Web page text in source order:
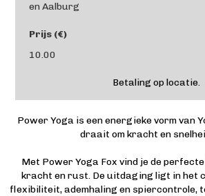
en Aalburg
Prijs (€)
10.00
Betaling op locatie.
Power Yoga is een energieke vorm van
draait om kracht en
Met Power Yoga Fox vind je de
kracht en rust. De uitdaging ligt in het
flexibiliteit, ademhaling en spiercontrole,